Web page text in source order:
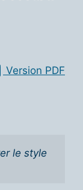
Version PDF
le style